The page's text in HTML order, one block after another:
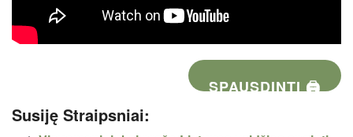
SPAUSDINTI 🖨
Susiję Straipsniai: